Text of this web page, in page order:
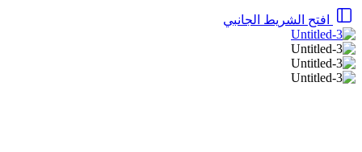
افتح الشريط الجانبي